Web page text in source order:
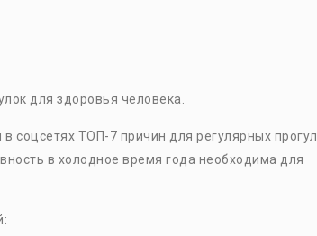
для здоровья человека.
соцсетях ТОП-7 причин для регулярных
в холодное время года необходима для